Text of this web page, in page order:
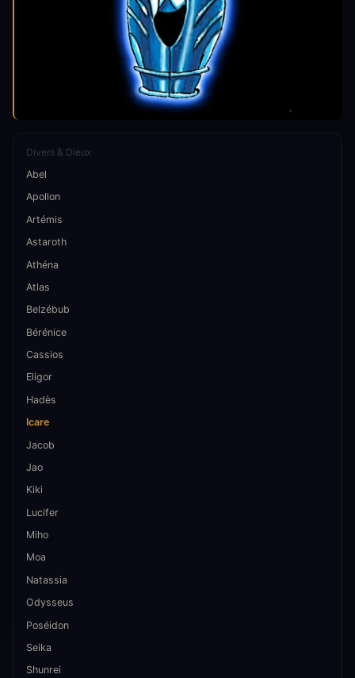
Divers & Dieux
Abel
Apollon
Artémis
Astaroth
Athéna
Atlas
Belzébub
Bérénice
Cassios
Eligor
Hadès
Icare
Jacob
Jao
Kiki
Lucifer
Miho
Moa
Natassia
Odysseus
Poséidon
Seika
Shunrei